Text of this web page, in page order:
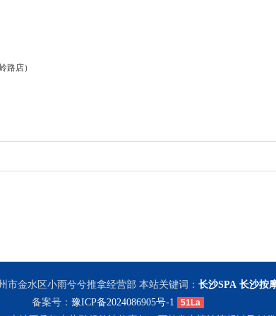
路店）
市金水区小雨兮兮推拿经营部 本站关键词： 长沙SPA 长沙按
备案号： 豫ICP备2024086905号-1 51La